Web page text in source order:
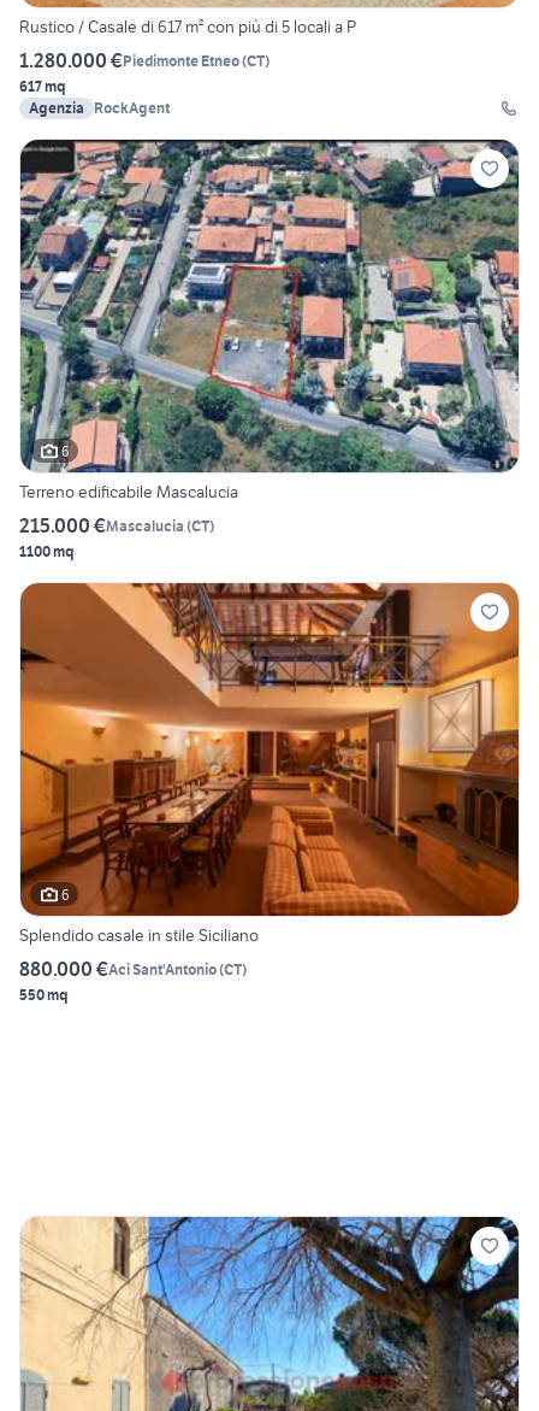
Rustico / Casale di 617 m² con più di 5 locali a P
1.280.000 €Piedimonte Etneo(CT)
617 mq
Agenzia
RockAgent
6
Terreno edificabile Mascalucia
215.000 €Mascalucia (CT)
1100 mq
6
Splendido casale in stile Siciliano
880.000 €Aci Sant'Antonio(CT)
550 mq